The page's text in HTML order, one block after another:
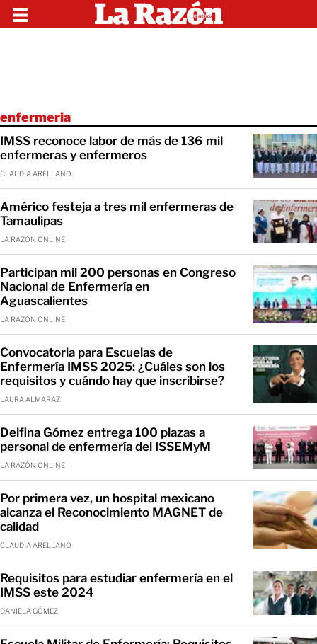
enfermeria
IMSS reconoce labor de más de 136 mil
enfermeras y enfermeros
CLAUDIA ARELLANO
Américo festeja a tres mil enfermeras de
Tamaulipas
LA RAZÓN ONLINE
Participan mil 200 personas en Congreso
Nacional de Enfermería en
Aguascalientes
LA RAZÓN ONLINE
Convocatoria para Escuelas de
Enfermería IMSS 2025: ¿Cuáles son los
requisitos y cuándo hay que inscribirse?
LAURA ALMARAZ
Delfina Gómez entrega 100 plazas a
personal de enfermería del ISSEMyM
LA RAZÓN ONLINE
Por primera vez, un hospital mexicano
alcanza el Reconocimiento MAGNET de
calidad
CLAUDIA ARELLANO
Requisitos para estudiar enfermería en el
IMSS este 2024
DANIELA GÓMEZ